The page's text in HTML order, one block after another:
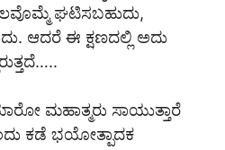
ಘಟಿಸಬಹುದು,
ಆದರೆ ಈ ಕ್ಷಣದಲ್ಲಿ ಅದು
ಮಹಾತ್ಮರು ಸಾಯುತ್ತಾರೆ
ಕಡೆ ಭಯೋತ್ಪಾದಕ